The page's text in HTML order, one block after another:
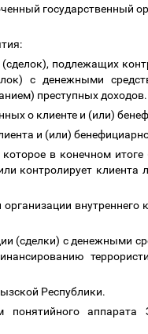
государственный
подлежащих
с денежными
преступных доходов.
о клиенте и (или)
и (или)
в конечном
контролирует
организации
(сделки) с денежными
Республики.
понятийного